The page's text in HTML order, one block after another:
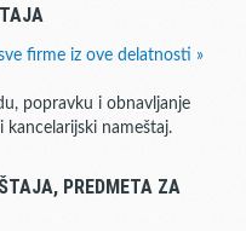
firme iz ove delatnosti »
popravku i obnavljanje
nameštaj.
PREDMETA ZA